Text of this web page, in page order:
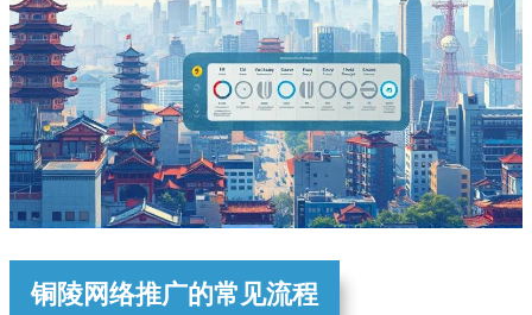
铜陵网络推广的常见流程